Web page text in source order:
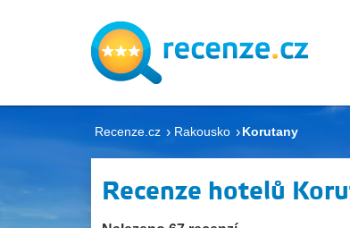
Recenze.cz Rakousko Korutany
Recenze hotelů